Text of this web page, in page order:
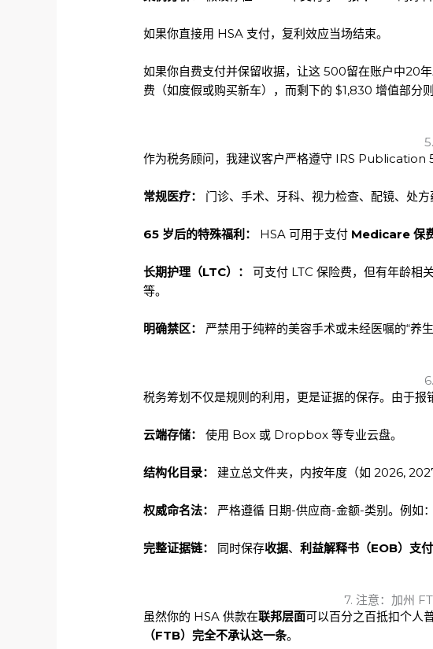
如果你直接用 HSA 支付，复利效应当场结束。
如果你自费支付并保留收据，让这 500留在账户中20
费（如度假或购买新车），而剩下的 $1,830 增值部分
作为税务顾问，我建议客户严格遵守 IRS Publication
常规医疗： 门诊、手术、牙科、视力检查、配镜、处方
65 岁后的特殊福利： HSA 可用于支付 Medicare 保
长期护理（LTC）：
可支付 LTC 保险费，但有年龄
等。
明确禁区： 严禁用于纯粹的美容手术或未经医嘱的“养
税务筹划不仅是规则的利用，更是证据的保存。由于
云端存储： 使用 Box 或 Dropbox 等专业云盘。
结构化目录： 建立总文件夹，内按年度（如 2026,
权威命名法： 严格遵循 日期-供应商-金额-类别。例
完整证据链： 同时保存收据、利益解释书（EOB）支
7. 注意：加州
虽然你的 HSA 供款在联邦层面可以百分之百抵扣个人
（FTB）完全不承认这一条。